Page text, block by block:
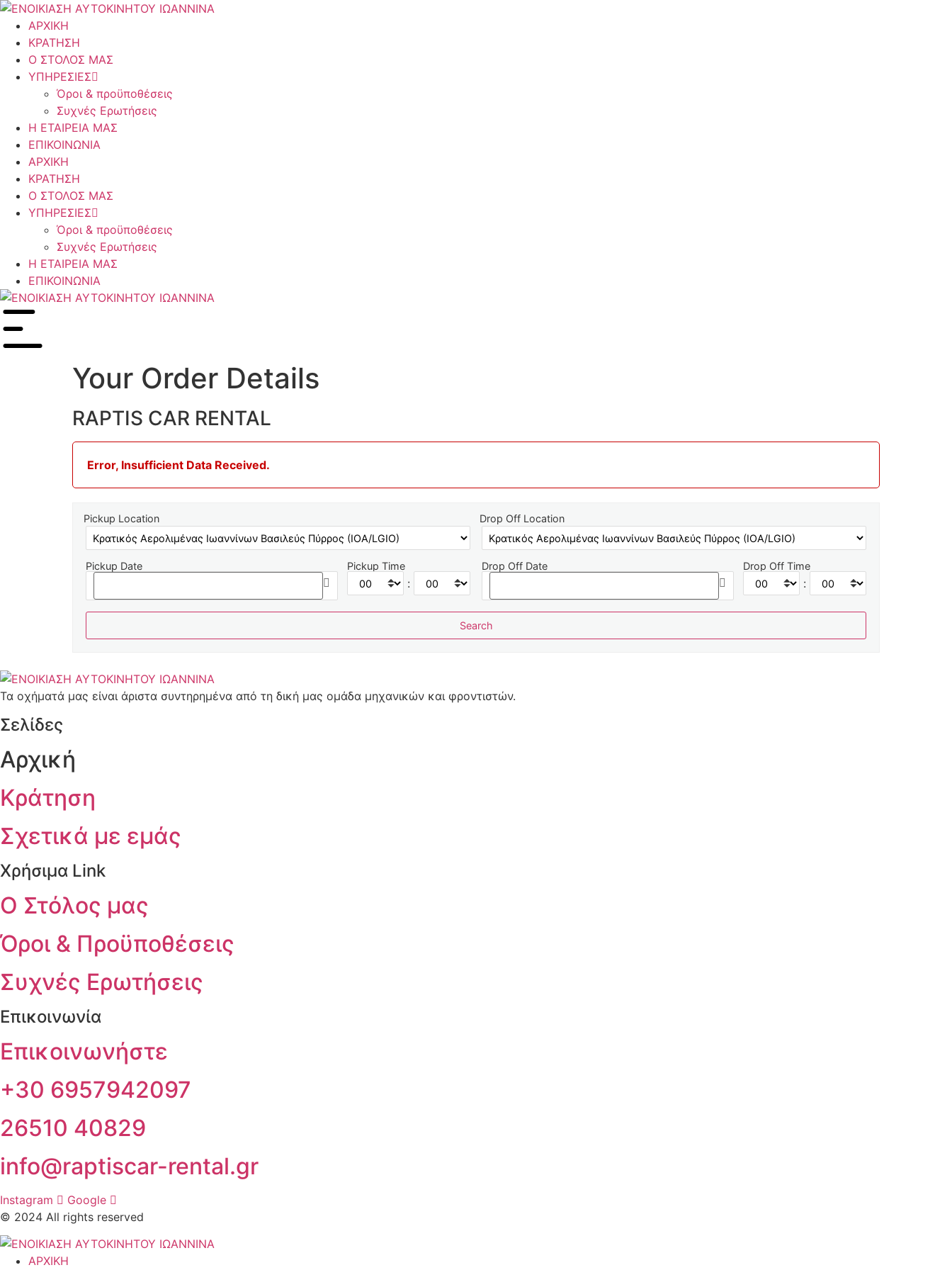
Μετάβαση
στο
περιεχόμενο
ΑΡΧΙΚΗ
ΚΡΑΤΗΣΗ
Ο ΣΤΟΛΟΣ ΜΑΣ
ΥΠΗΡΕΣΙΕΣ
Όροι & προϋποθέσεις
Συχνές Ερωτήσεις
Η ΕΤΑΙΡΕΙΑ ΜΑΣ
ΕΠΙΚΟΙΝΩΝΙΑ
ΑΡΧΙΚΗ
ΚΡΑΤΗΣΗ
Ο ΣΤΟΛΟΣ ΜΑΣ
ΥΠΗΡΕΣΙΕΣ
Όροι & προϋποθέσεις
Συχνές Ερωτήσεις
Η ΕΤΑΙΡΕΙΑ ΜΑΣ
ΕΠΙΚΟΙΝΩΝΙΑ
Your Order Details
RAPTIS CAR RENTAL
Error, Insufficient Data Received.
Pickup Location Drop Off Location
Pickup Date Pickup Time
:
Drop Off Date Drop Off Time
:
Τα οχήματά μας είναι άριστα συντηρημένα από τη δική μας ομάδα μηχανικών και φροντιστών.
Σελίδες
Αρχική
Κράτηση
Σχετικά με εμάς
Χρήσιμα Link
Ο Στόλος μας
Όροι & Προϋποθέσεις
Συχνές Ερωτήσεις
Επικοινωνία
Επικοινωνήστε
+30 6957942097
26510 40829
info@raptiscar-rental.gr
Instagram
Google
© 2024 All rights reserved
ΑΡΧΙΚΗ